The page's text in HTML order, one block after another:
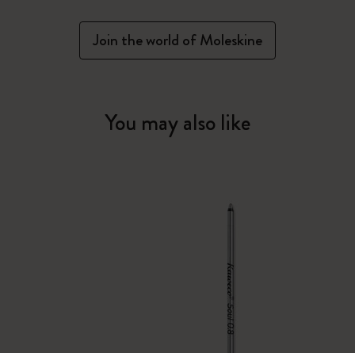
Join the world of Moleskine
You may also like